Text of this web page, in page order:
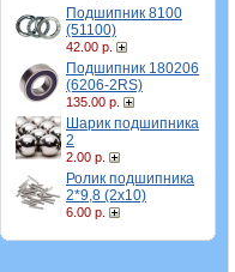
Подшипник 8100
(51100)
42.00 р.
Подшипник 180206
(6206-2RS)
135.00 р.
Шарик подшипника
2
2.00 р.
Ролик подшипника
2*9,8 (2х10)
6.00 р.